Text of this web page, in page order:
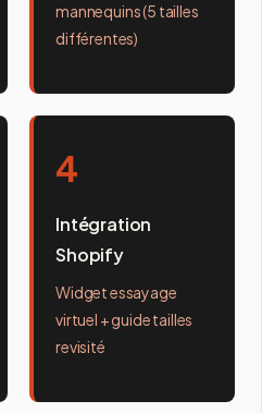
mannequins (5 tailles
différentes)
4
Intégration
Shopify
Widget essayage
virtuel + guide tailles
revisité